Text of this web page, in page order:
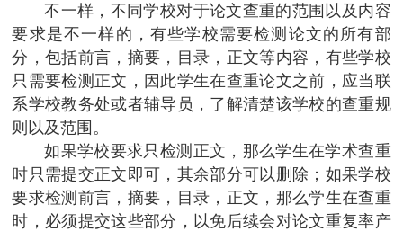
不一样，不同学校对于论文查重的范围以及内容
要求是不一样的，有些学校需要检测论文的所有部
分，包括前言，摘要，目录，正文等内容，有些学校
只需要检测正文，因此学生在查重论文之前，应当联
系学校教务处或者辅导员，了解清楚该学校的查重规
则以及范围。
如果学校要求只检测正文，那么学生在学术查重
时只需提交正文即可，其余部分可以删除；如果学校
要求检测前言，摘要，目录，正文，那么学生在查重
时，必须提交这些部分，以免后续会对论文重复率产